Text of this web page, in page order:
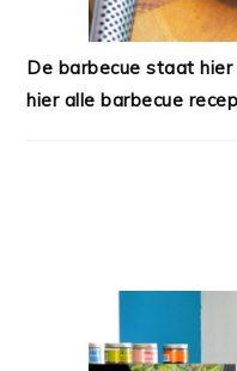
De barbecue staat
hier alle barbecue